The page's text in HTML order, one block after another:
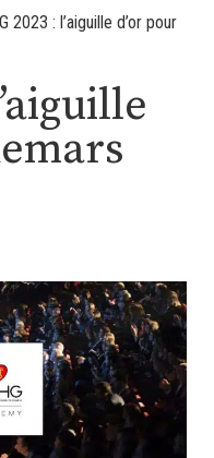
2023 : l’aiguille d’or pour